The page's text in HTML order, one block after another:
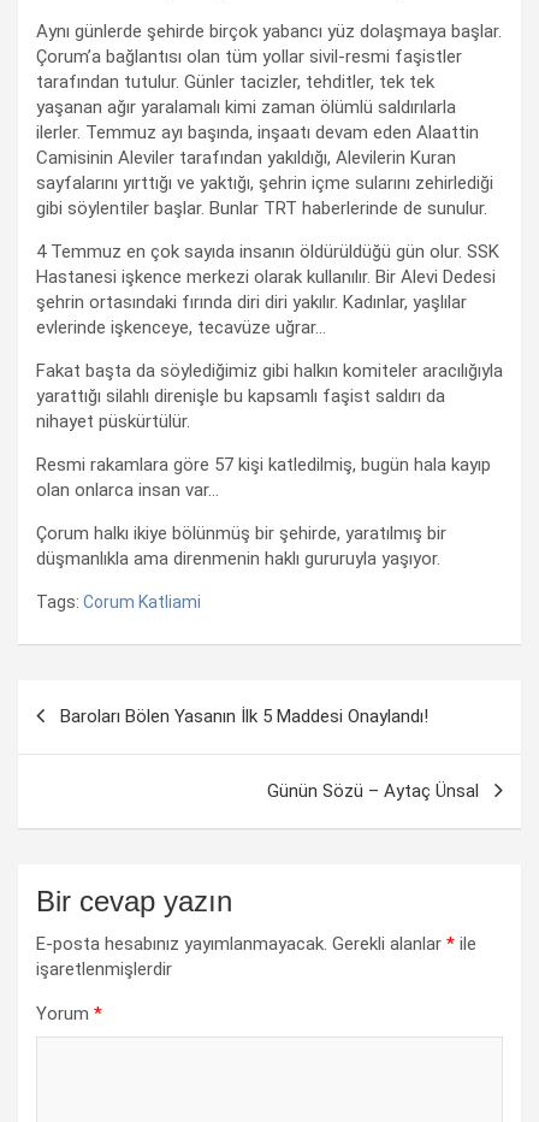
Aynı günlerde şehirde birçok yabancı yüz dolaşmaya başlar.
Çorum’a bağlantısı olan tüm yollar sivil-resmi faşistler
tarafından tutulur. Günler tacizler, tehditler, tek tek
yaşanan ağır yaralamalı kimi zaman ölümlü saldırılarla
ilerler. Temmuz ayı başında, inşaatı devam eden Alaattin
Camisinin Aleviler tarafından yakıldığı, Alevilerin Kuran
sayfalarını yırttığı ve yaktığı, şehrin içme sularını zehirlediği
gibi söylentiler başlar. Bunlar TRT haberlerinde de sunulur.
4 Temmuz en çok sayıda insanın öldürüldüğü gün olur. SSK
Hastanesi işkence merkezi olarak kullanılır. Bir Alevi Dedesi
şehrin ortasındaki fırında diri diri yakılır. Kadınlar, yaşlılar
evlerinde işkenceye, tecavüze uğrar…
Fakat başta da söylediğimiz gibi halkın komiteler aracılığıyla
yarattığı silahlı direnişle bu kapsamlı faşist saldırı da
nihayet püskürtülür.
Resmi rakamlara göre 57 kişi katledilmiş, bugün hala kayıp
olan onlarca insan var…
Çorum halkı ikiye bölünmüş bir şehirde, yaratılmış bir
düşmanlıkla ama direnmenin haklı gururuyla yaşıyor.
Tags: Corum Katliami
Baroları Bölen Yasanın İlk 5 Maddesi Onaylandı!
Günün Sözü – Aytaç Ünsal
Bir cevap yazın
E-posta hesabınız yayımlanmayacak. Gerekli alanlar * ile
işaretlenmişlerdir
Yorum *